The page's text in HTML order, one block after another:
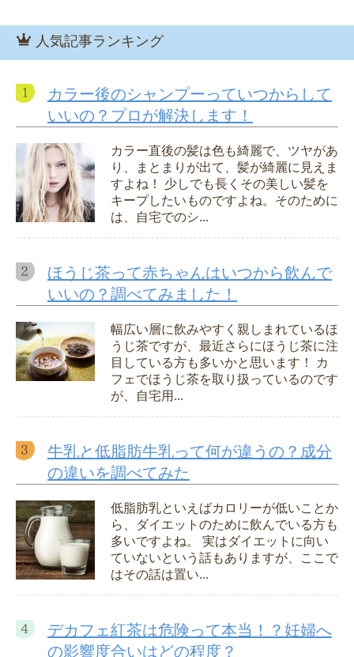
人気記事ランキング
カラー後のシャンプーっていつからして
いいの？プロが解決します！
カラー直後の髪は色も綺麗で、ツヤがあ
り、まとまりが出て、髪が綺麗に見えま
すよね！ 少しでも長くその美しい髪を
キープしたいものですよね。そのために
は、自宅でのシ...
ほうじ茶って赤ちゃんはいつから飲んで
いいの？調べてみました！
幅広い層に飲みやすく親しまれているほ
うじ茶ですが、最近さらにほうじ茶に注
目している方も多いかと思います！ カ
フェでほうじ茶を取り扱っているのです
が、自宅用...
牛乳と低脂肪牛乳って何が違うの？成分
の違いを調べてみた
低脂肪乳といえばカロリーが低いことか
ら、ダイエットのために飲んでいる方も
多いですよね。 実はダイエットに向い
ていないという話もありますが、ここで
はその話は置い...
デカフェ紅茶は危険って本当！？妊婦へ
の影響度合いはどの程度？